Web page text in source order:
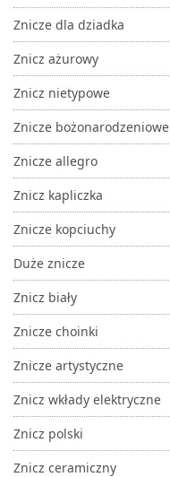
Znicze dla dziadka
Znicz ażurowy
Znicz nietypowe
Znicze bożonarodzeniowe
Znicze allegro
Znicz kapliczka
Znicze kopciuchy
Duże znicze
Znicz biały
Znicze choinki
Znicze artystyczne
Znicz wkłady elektryczne
Znicz polski
Znicz ceramiczny